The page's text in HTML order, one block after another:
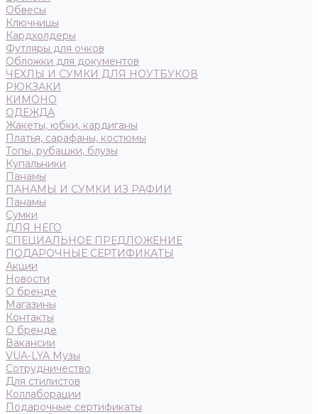
Обвесы
Ключницы
Кардхолдеры
Футляры для очков
Обложки для документов
ЧЕХЛЫ И СУМКИ ДЛЯ НОУТБУКОВ
РЮКЗАКИ
КИМОНО
ОДЕЖДА
Жакеты, юбки, кардиганы
Платья, сарафаны, костюмы
Топы, рубашки, блузы
Купальники
Панамы
ПАНАМЫ И СУМКИ ИЗ РАФИИ
Панамы
Сумки
ДЛЯ НЕГО
СПЕЦИАЛЬНОЕ ПРЕДЛОЖЕНИЕ
ПОДАРОЧНЫЕ СЕРТИФИКАТЫ
Акции
Новости
О бренде
Магазины
Контакты
О бренде
Вакансии
VUA-LYA Музы
Сотрудничество
Для стилистов
Коллаборации
Подарочные сертификаты